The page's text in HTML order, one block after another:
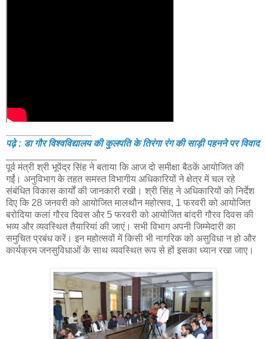
पढ़े : डा गौर विश्वविद्यालय की कुलपति के तिरंगा रंग की साड़ी पहनने पर विवाद
पूर्व मंत्री श्री भूपेंद्र सिंह ने बताया कि आज दो समीक्षा बैठकें आयोजित की
गईं। अनुविभाग के तहत समस्त विभागीय अधिकारियों ने क्षेत्र में चल रहे
संबंधित विकास कार्यों की जानकारी रखी। श्री सिंह ने अधिकारियों को निर्देश
दिए कि 28 जनवरी को आयोजित मालथौन महोत्सव, 1 फरवरी को आयोजित
बरोदिया कलां गौरव दिवस और 5 फरवरी को आयोजित बांदरी गौरव दिवस की
भव्य और व्यवस्थित तैयारियां की जाएं। सभी विभाग अपनी जिम्मेदारी का
समुचित प्रबंध करें। इन महोत्सवों में किसी भी नागरिक को असुविधा न हो और
कार्यक्रम जनसुविधाओं के साथ व्यवस्थित रूप से हों इसका ध्यान रखा जाए।